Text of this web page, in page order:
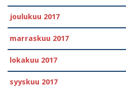
joulukuu 2017
marraskuu 2017
lokakuu 2017
syyskuu 2017